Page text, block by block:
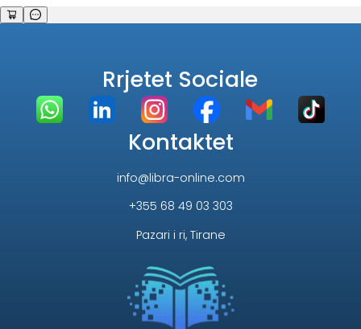
Rrjetet Sociale
Kontaktet
info@libra-online.com
+355 68 49 03 303
Pazari i ri, Tirane